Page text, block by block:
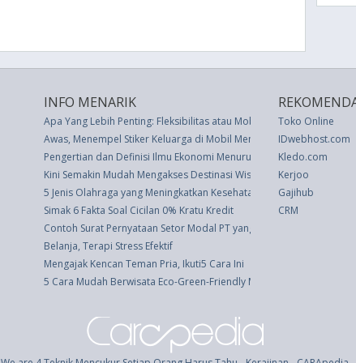
INFO MENARIK
Apa Yang Lebih Penting: Fleksibilitas atau Mobilitas?
Awas, Menempel Stiker Keluarga di Mobil Mengundang Kejahatan
Pengertian dan Definisi Ilmu Ekonomi Menurut Para Ahli
Kini Semakin Mudah Mengakses Destinasi Wisata Papua
5 Jenis Olahraga yang Meningkatkan Kesehatan Otak
Simak 6 Fakta Soal Cicilan 0% Kratu Kredit
Contoh Surat Pernyataan Setor Modal PT yang Baru
Belanja, Terapi Stress Efektif
Mengajak Kencan Teman Pria, Ikuti5 Cara Ini
5 Cara Mudah Berwisata Eco-Green-Friendly Musim Panas Ini
Toko Online
IDwebhost.com
Kledo.com
Kerjoo
Gajihub
CRM